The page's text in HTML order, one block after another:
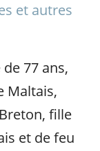
et autres
77 ans,
Maltais,
fille
et de feu